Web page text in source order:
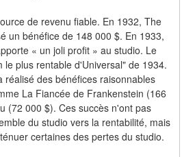
de revenu fiable. En 1932, The
un bénéfice de 148 000 $. En 1933,
« un joli profit » au studio. Le
le plus rentable d'Universal" de 1934.
réalisé des bénéfices raisonnables
La Fiancée de Frankenstein (166
(72 000 $). Ces succès n'ont pas
du studio vers la rentabilité, mais
certaines des pertes du studio.